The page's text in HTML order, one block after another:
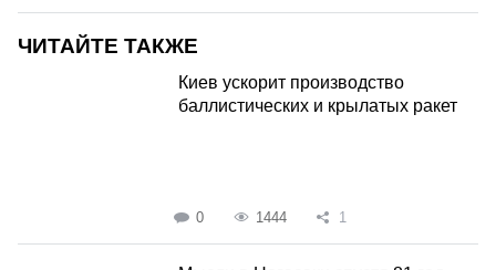
ЧИТАЙТЕ ТАКЖЕ
Киев ускорит производство
баллистических и крылатых ракет
0 1444 1